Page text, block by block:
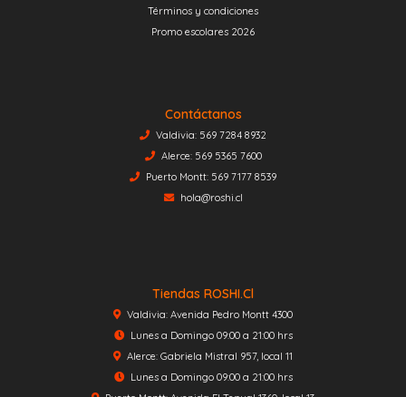
Términos y condiciones
Promo escolares 2026
Contáctanos
Valdivia: 569 7284 8932
Alerce: 569 5365 7600
Puerto Montt: 569 7177 8539
hola@roshi.cl
Tiendas ROSHI.cl
Valdivia: Avenida Pedro Montt 4300
Lunes a Domingo 09:00 a 21:00 hrs
Alerce: Gabriela Mistral 957, local 11
Lunes a Domingo 09:00 a 21:00 hrs